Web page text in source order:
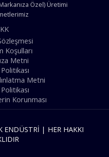
Özel) Üretimi
Koşulları
Metni
Metni
Korunması
ENDÜSTRI | HER HAKKI